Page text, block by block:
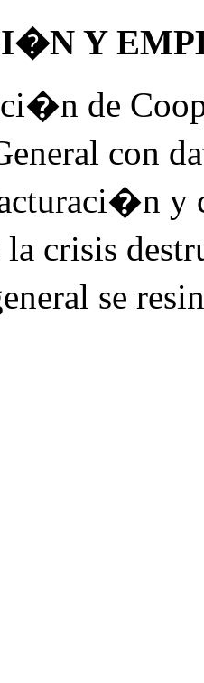
Y
de
con
la crisis
se